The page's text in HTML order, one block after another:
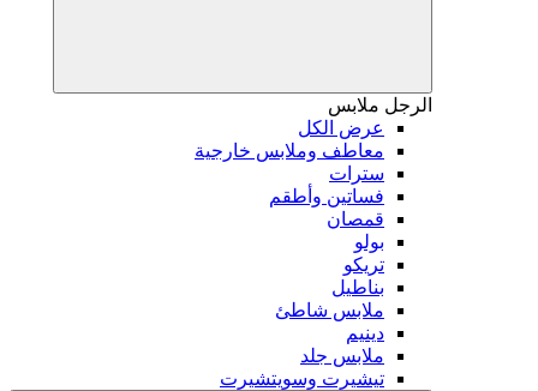
الرجل ملابس
عرض الكل
معاطف وملابس خارجية
سترات
فساتين وأطقم
قمصان
بولو
تريكو
بناطيل
ملابس شاطئ
دينيم
ملابس جلد
تيشيرت وسويتشيرت